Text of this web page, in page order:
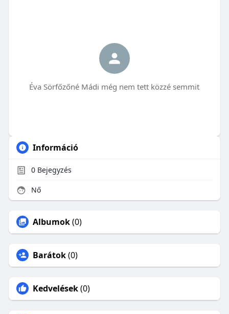
Éva Sörfőzőné Mádi még nem tett közzé semmit
Információ
0Bejegyzés
Nő
Albumok(0)
Barátok(0)
Kedvelések(0)